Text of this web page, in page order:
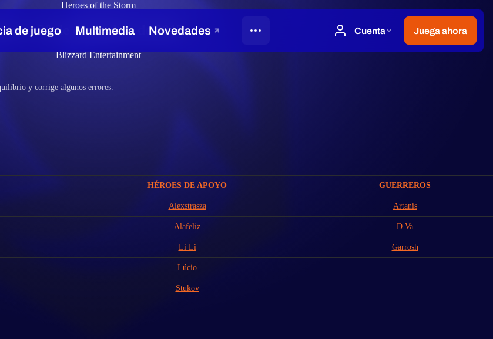
Heroes of the Storm
– 20 de diciembre de 2017
Blizzard Entertainment
y corrige algunos errores.
HÉROES DE APOYO GUERREROS
Alexstrasza Artanis
Alafeliz D.Va
Li Li Garrosh
Lúcio
Stukov